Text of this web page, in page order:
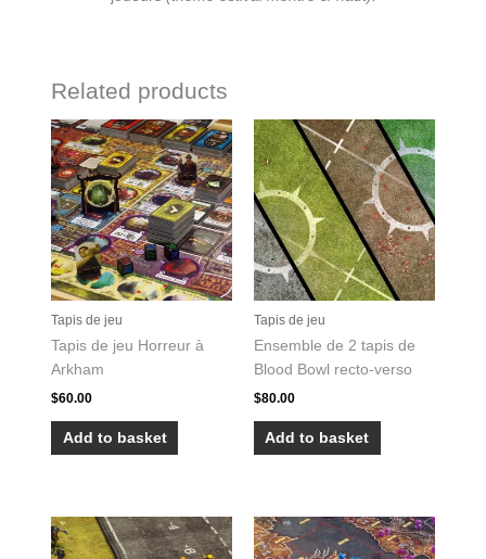
Related products
Tapis de jeu
Tapis de jeu Horreur à
Arkham
$60.00
Add to basket
Tapis de jeu
Ensemble de 2 tapis de
Blood Bowl recto-verso
$80.00
Add to basket